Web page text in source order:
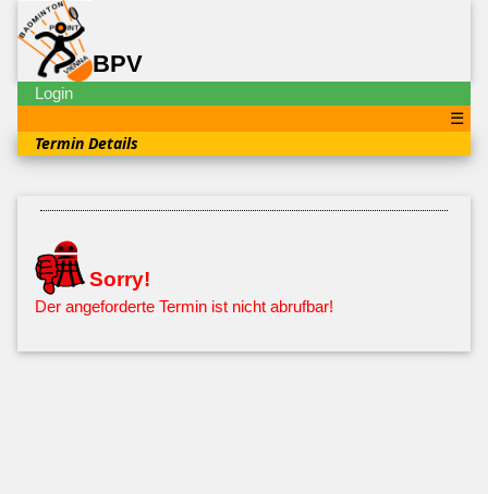
BPV
Login
☰
Termin Details
Sorry!
Der angeforderte Termin ist nicht abrufbar!